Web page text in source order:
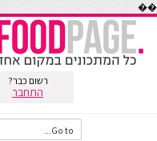
��
רשום כבר?
התחבר